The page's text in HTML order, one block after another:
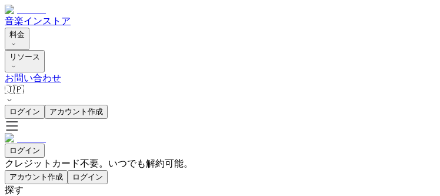
音楽インストア
料金
リソース
お問い合わせ
🇯🇵
ログイン アカウント作成
ログイン
クレジットカード不要。いつでも解約可能。
アカウント作成 ログイン
探す